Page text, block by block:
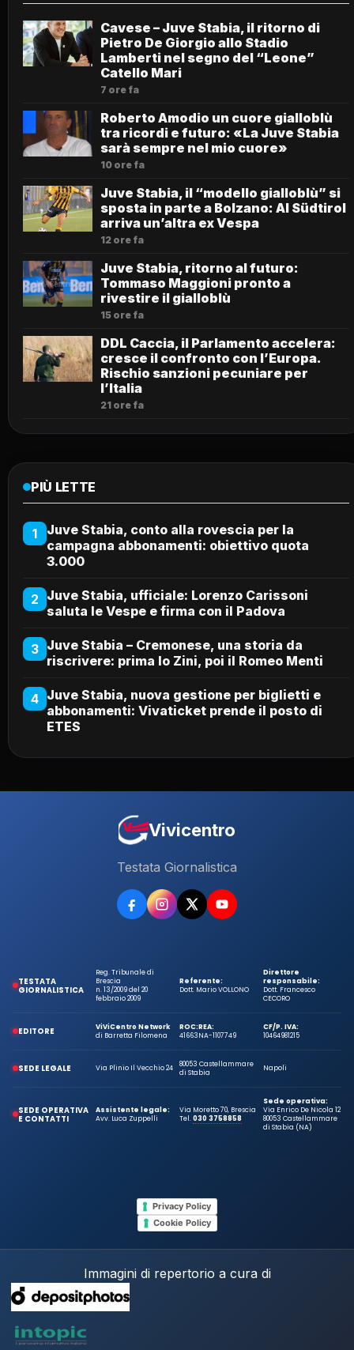
Cavese – Juve Stabia, il ritorno di
Pietro De Giorgio allo Stadio
Lamberti nel segno del “Leone”
Catello Mari
7 ore fa
Roberto Amodio un cuore gialloblù
tra ricordi e futuro: «La Juve Stabia
sarà sempre nel mio cuore»
10 ore fa
Juve Stabia, il “modello gialloblù” si
sposta in parte a Bolzano: Al Südtirol
arriva un’altra ex Vespa
12 ore fa
Juve Stabia, ritorno al futuro:
Tommaso Maggioni pronto a
rivestire il gialloblù
15 ore fa
DDL Caccia, il Parlamento accelera:
cresce il confronto con l’Europa.
Rischio sanzioni pecuniare per
l’Italia
21 ore fa
PIÙ LETTE
1
Juve Stabia, conto alla rovescia per la
campagna abbonamenti: obiettivo quota
3.000
2 Juve Stabia, ufficiale: Lorenzo Carissoni
saluta le Vespe e firma con il Padova
3 Juve Stabia – Cremonese, una storia da
riscrivere: prima lo Zini, poi il Romeo Menti
4 Juve Stabia, nuova gestione per biglietti e
abbonamenti: Vivaticket prende il posto di
ETES
Vivicentro
Testata Giornalistica
TESTATA
GIORNALISTICA
Reg. Tribunale di
Brescia
n. 13/2009 del 20
febbraio 2009
Referente:
Dott. Mario VOLLONO
Direttore
responsabile:
Dott. Francesco
CECORO
EDITORE
ViViCentro Network
di Barretta Filomena
ROC:
41663
REA:
NA-1107749
CF/P. IVA:
10464981215
SEDE LEGALE Via Plinio Il Vecchio 24
80053 Castellammare
di Stabia
Napoli
SEDE OPERATIVA
E CONTATTI
Assistente legale:
Avv. Luca Zuppelli
Via Moretto 70, Brescia
Tel.030 3758858
Sede operativa:
Via Enrico De Nicola 12
80053 Castellammare
di Stabia (NA)
Privacy Policy
Cookie Policy
Immagini di repertorio a cura di